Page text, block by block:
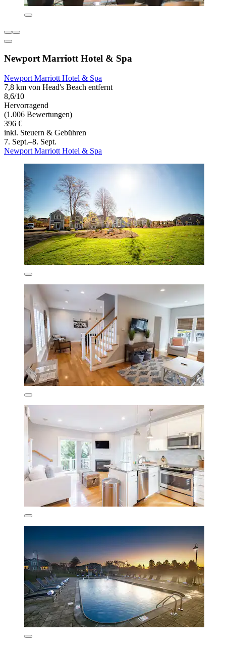
Newport Marriott Hotel & Spa
Newport Marriott Hotel & Spa
7,8 km von Head's Beach entfernt
8,6/10
Hervorragend
(1.006 Bewertungen)
396 €
inkl. Steuern & Gebühren
7. Sept.–8. Sept.
Newport Marriott Hotel & Spa